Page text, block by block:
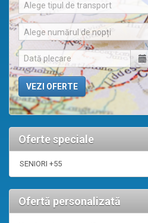
Alege tipul de transport
Alege numărul de nopți
Oferte speciale
SENIORI +55
Ofertă personalizată